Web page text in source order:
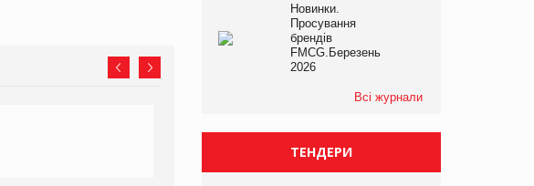
Новинки.
Просування
брендів
FMCG.Березень
2026
Всі журнали
ТЕНДЕРИ